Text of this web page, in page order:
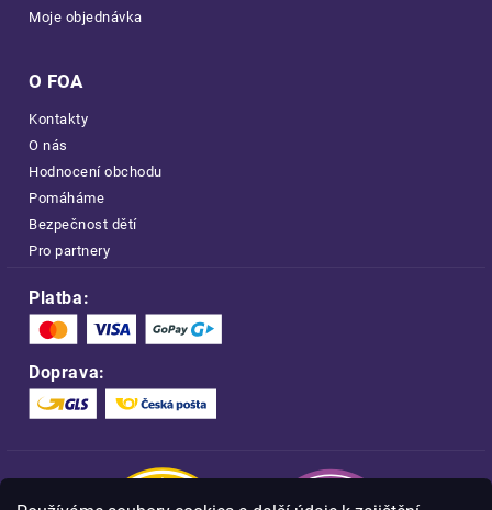
Moje objednávka
O FOA
Kontakty
O nás
Hodnocení obchodu
Pomáháme
Bezpečnost dětí
Pro partnery
Platba:
Doprava: